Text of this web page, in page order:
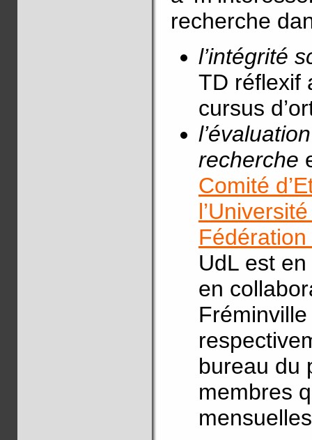
recherche
l’intégrité
TD réflexif
cursus
recherche
Comité
UdL est
en
bureau du
membres